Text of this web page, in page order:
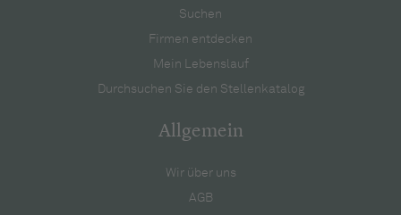
Suchen
Firmen entdecken
Mein Lebenslauf
Durchsuchen Sie den Stellenkatalog
Allgemein
Wir über uns
AGB